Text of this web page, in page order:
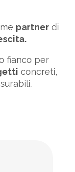
partnerdi
fianco per
concreti,